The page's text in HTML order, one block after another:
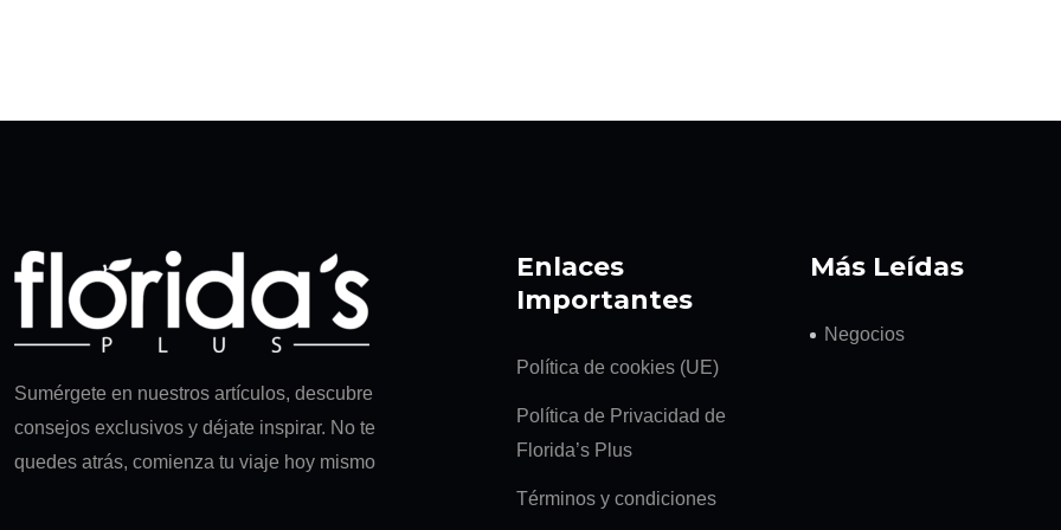
Sumérgete en nuestros artículos, descubre
consejos exclusivos y déjate inspirar. No te
quedes atrás, comienza tu viaje hoy mismo
Enlaces
Importantes
Política de cookies (UE)
Política de Privacidad de
Florida’s Plus
Términos y condiciones
Más Leídas
Negocios